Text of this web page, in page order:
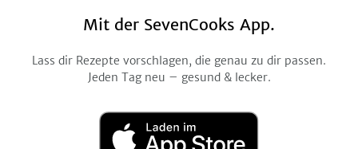
Mit der SevenCooks App.
Lass dir Rezepte vorschlagen, die genau zu dir passen.
Jeden Tag neu – gesund & lecker.
Laden
im